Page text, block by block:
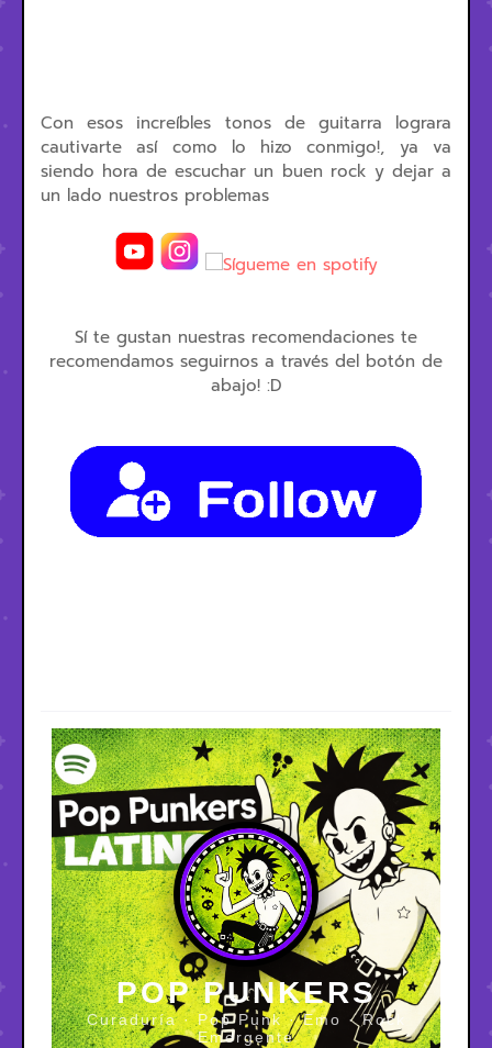
Con esos increíbles tonos de guitarra lograra
cautivarte así como lo hizo conmigo!, ya va
siendo hora de escuchar un buen rock y dejar a
un lado nuestros problemas
Sí te gustan nuestras recomendaciones te
recomendamos seguirnos a través del botón de
abajo! :D
POP PUNKERS
Curaduría · Pop Punk · Emo · Rock
Emergente